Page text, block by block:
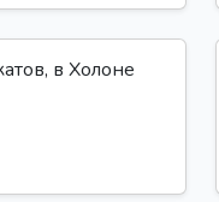
в Холоне